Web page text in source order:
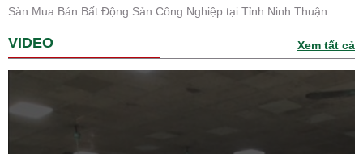
Sàn Mua Bán Bất Động Sản Công Nghiệp tại Tỉnh Ninh Thuận
VIDEO Xem tất cả